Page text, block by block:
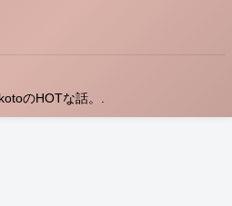
のHOTな話。.